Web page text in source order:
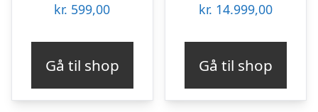
kr. 599,00
Gå til shop
kr. 14.999,00
Gå til shop